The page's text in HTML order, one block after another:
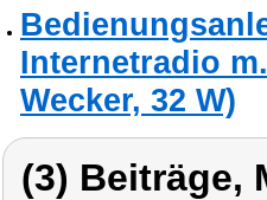
Internetradio
Wecker, 32 W)
(3) Beiträge,